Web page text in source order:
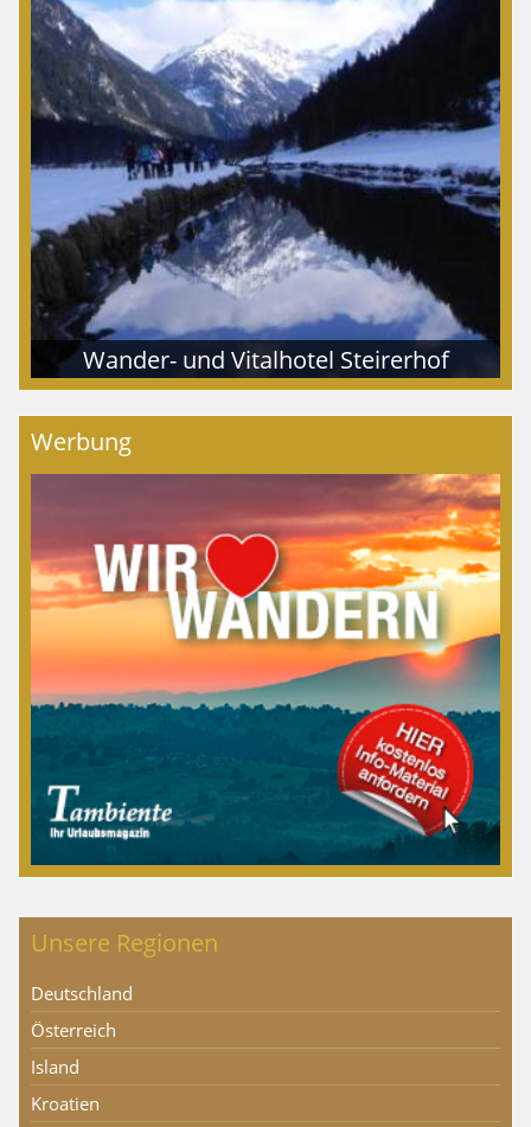
Wander- und Vitalhotel Steirerhof
Werbung
Unsere Regionen
Deutschland
Österreich
Island
Kroatien